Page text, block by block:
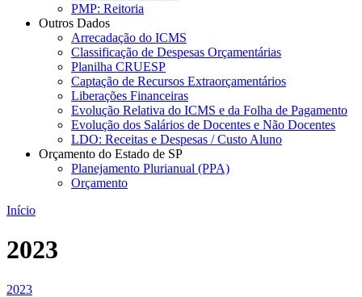
PMP: Reitoria
Outros Dados
Arrecadação do ICMS
Classificação de Despesas Orçamentárias
Planilha CRUESP
Captação de Recursos Extraorçamentários
Liberações Financeiras
Evolução Relativa do ICMS e da Folha de Pagamento
Evolução dos Salários de Docentes e Não Docentes
LDO: Receitas e Despesas / Custo Aluno
Orçamento do Estado de SP
Planejamento Plurianual (PPA)
Orçamento
Início
2023
2023